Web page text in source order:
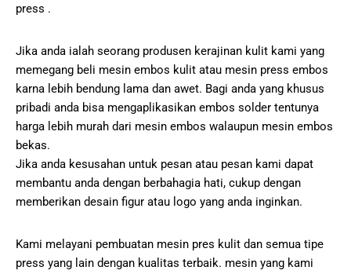
press .
Jika anda ialah seorang produsen kerajinan kulit kami yang
memegang beli mesin embos kulit atau mesin press embos
karna lebih bendung lama dan awet. Bagi anda yang khusus
pribadi anda bisa mengaplikasikan embos solder tentunya
harga lebih murah dari mesin embos walaupun mesin embos
bekas.
Jika anda kesusahan untuk pesan atau pesan kami dapat
membantu anda dengan berbahagia hati, cukup dengan
memberikan desain figur atau logo yang anda inginkan.
Kami melayani pembuatan mesin pres kulit dan semua tipe
press yang lain dengan kualitas terbaik. mesin yang kami